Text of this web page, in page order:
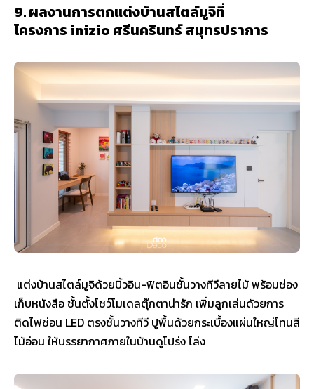
9. ผลงานการตกแต่งบ้านสไตล์มูจิที่
โครงการ inizio ศรีนครินทร์ สมุทรปราการ
แต่งบ้านสไตล์มูจิด้วยบิ้วอิน-ฟิตอินชั้นวางทีวีลายไม้ พร้อมช่อง
เก็บหนังสือ ชั้นตั้งโชว์โมเดลตุ๊กตาน่ารัก เพิ่มลูกเล่นด้วยการ
ติดไฟซ่อน LED ตรงชั้นวางทีวี ปูพื้นด้วยกระเบื้องแผ่นใหญ่โทนสี
ไม้อ่อน ให้บรรยากาศภายในบ้านดูโปร่ง โล่ง